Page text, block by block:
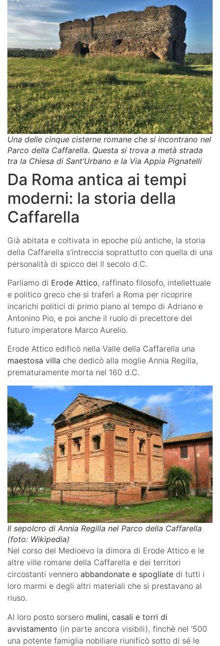
Una delle cinque cisterne romane che si incontrano nel
Parco della Caffarella. Questa si trova a metà strada
tra la Chiesa di Sant’Urbano e la Via Appia Pignatelli
Da Roma antica ai tempi
moderni: la storia della
Caffarella
Già abitata e coltivata in epoche più antiche, la storia
della Caffarella s’intreccia soprattutto con quella di una
personalità di spicco del II secolo d.C.
Parliamo di Erode Attico, raffinato filosofo, intellettuale
e politico greco che si traferì a Roma per ricoprire
incarichi politici di primo piano al tempo di Adriano e
Antonino Pio, e poi anche il ruolo di precettore del
futuro imperatore Marco Aurelio.
Erode Attico edificò nella Valle della Caffarella una
maestosa villa che dedicò alla moglie Annia Regilla,
prematuramente morta nel 160 d.C.
Il sepolcro di Annia Regilla nel Parco della Caffarella
(foto: Wikipedia)
Nel corso del Medioevo la dimora di Erode Attico e le
altre ville romane della Caffarella e dei territori
circostanti vennero abbandonate e spogliate di tutti i
loro marmi e degli altri materiali che si prestavano al
riuso.
Al loro posto sorsero mulini, casali e torri di
avvistamento (in parte ancora visibili), finchè nel ‘500
una potente famiglia nobiliare riunificò sotto di sé le